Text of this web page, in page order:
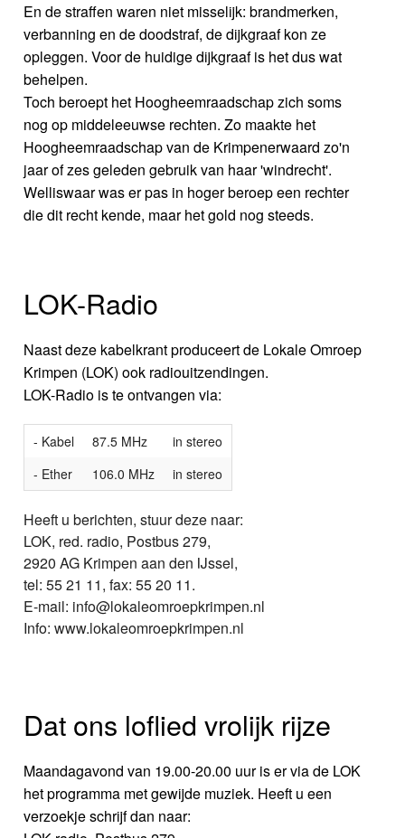
En de straffen waren niet misselijk: brandmerken,
verbanning en de doodstraf, de dijkgraaf kon ze
opleggen. Voor de huidige dijkgraaf is het dus wat
behelpen.
Toch beroept het Hoogheemraadschap zich soms
nog op middeleeuwse rechten. Zo maakte het
Hoogheemraadschap van de Krimpenerwaard zo'n
jaar of zes geleden gebruik van haar 'windrecht'.
Welliswaar was er pas in hoger beroep een rechter
die dit recht kende, maar het gold nog steeds.
LOK-Radio
Naast deze kabelkrant produceert de Lokale Omroep
Krimpen (LOK) ook radiouitzendingen.
LOK-Radio is te ontvangen via:
- Kabel 87.5 MHz
in stereo
- Ether
106.0 MHz in stereo
Heeft u berichten, stuur deze naar:
LOK, red. radio, Postbus 279,
2920 AG Krimpen aan den IJssel,
tel: 55 21 11, fax: 55 20 11.
E-mail: info@lokaleomroepkrimpen.nl
Info: www.lokaleomroepkrimpen.nl
Dat ons loflied vrolijk rijze
Maandagavond van 19.00-20.00 uur is er via de LOK
het programma met gewijde muziek. Heeft u een
verzoekje schrijf dan naar: